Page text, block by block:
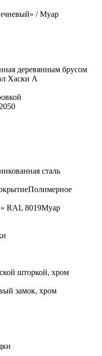
/ Муар
деревянным брусом
Хаски А
сталь
Полимерное
RAL 8019Муар
шторкой, хром
замок, хром